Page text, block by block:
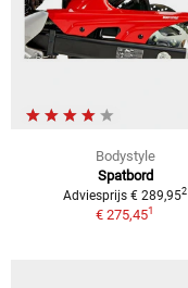
Bodystyle
Spatbord
Adviesprijs € 289,952
€ 275,451